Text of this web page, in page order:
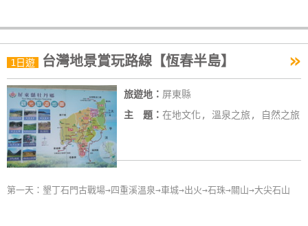
款
據
合
作
提
案
1日遊 台灣地景賞玩路線【恆春半島】 »
旅遊地： 屏東縣
主 題： 在地文化, 溫泉之旅, 自然之旅
第一天：墾丁石門古戰場→四重溪溫泉→車城→出火→石珠→關山→大尖石山